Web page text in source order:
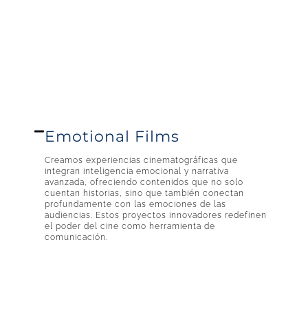
Emotional Films
Creamos experiencias cinematográficas que
integran inteligencia emocional y narrativa
avanzada, ofreciendo contenidos que no solo
cuentan historias, sino que también conectan
profundamente con las emociones de las
audiencias. Estos proyectos innovadores redefinen
el poder del cine como herramienta de
comunicación.